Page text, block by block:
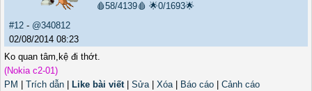
🩸58/4139🩸 🌟0/1693🌟
#12 - @340812
02/08/2014 08:23
Ko quan tâm,kệ đi thớt.
(Nokia c2-01)
PM
Trích dẫn Like bài viết| Sửa| Xóa| Báo cáo
Cảnh cáo